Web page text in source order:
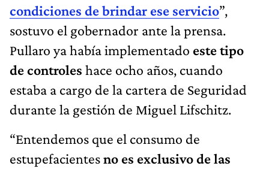
condiciones de brindar ese servicio”,
sostuvo el gobernador ante la prensa.
Pullaro ya había implementado este tipo
de controles hace ocho años, cuando
estaba a cargo de la cartera de Seguridad
durante la gestión de Miguel Lifschitz.
“Entendemos que el consumo de
estupefacientesno es exclusivo de las